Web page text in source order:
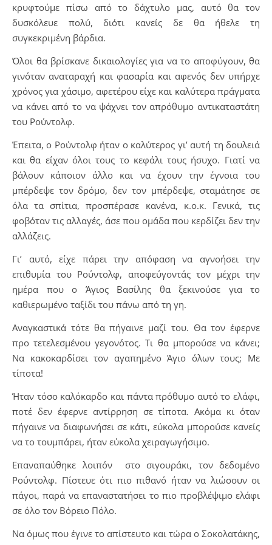
κρυφτούμε πίσω από το δάχτυλο μας, αυτό θα τον
δυσκόλευε πολύ, διότι κανείς δε θα ήθελε τη
συγκεκριμένη βάρδια.
Όλοι θα βρίσκανε δικαιολογίες για να το αποφύγουν, θα
γινόταν αναταραχή και φασαρία και αφενός δεν υπήρχε
χρόνος για χάσιμο, αφετέρου είχε και καλύτερα πράγματα
να κάνει από το να ψάχνει τον απρόθυμο αντικαταστάτη
του Ρούντολφ.
Έπειτα, ο Ρούντολφ ήταν ο καλύτερος γι’ αυτή τη δουλειά
και θα είχαν όλοι τους το κεφάλι τους ήσυχο. Γιατί να
βάλουν κάποιον άλλο και να έχουν την έγνοια του
μπέρδεψε τον δρόμο, δεν τον μπέρδεψε, σταμάτησε σε
όλα τα σπίτια, προσπέρασε κανένα, κ.ο.κ. Γενικά, τις
φοβόταν τις αλλαγές, άσε που ομάδα που κερδίζει δεν την
αλλάζεις.
Γι’ αυτό, είχε πάρει την απόφαση να αγνοήσει την
επιθυμία του Ρούντολφ, αποφεύγοντάς τον μέχρι την
ημέρα που ο Άγιος Βασίλης θα ξεκινούσε για το
καθιερωμένο ταξίδι του πάνω από τη γη.
Αναγκαστικά τότε θα πήγαινε μαζί του. Θα τον έφερνε
προ τετελεσμένου γεγονότος. Τι θα μπορούσε να κάνει;
Να κακοκαρδίσει τον αγαπημένο Άγιο όλων τους; Με
τίποτα!
Ήταν τόσο καλόκαρδο και πάντα πρόθυμο αυτό το ελάφι,
ποτέ δεν έφερνε αντίρρηση σε τίποτα. Ακόμα κι όταν
πήγαινε να διαφωνήσει σε κάτι, εύκολα μπορούσε κανείς
να το τουμπάρει, ήταν εύκολα χειραγωγήσιμο.
Επαναπαύθηκε λοιπόν στο σιγουράκι, τον δεδομένο
Ρούντολφ. Πίστευε ότι πιο πιθανό ήταν να λιώσουν οι
πάγοι, παρά να επαναστατήσει το πιο προβλέψιμο ελάφι
σε όλο τον Βόρειο Πόλο.
Να όμως που έγινε το απίστευτο και τώρα ο Σοκολατάκης,